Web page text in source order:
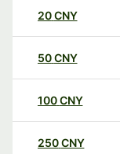
20CNY
50CNY
100CNY
250CNY